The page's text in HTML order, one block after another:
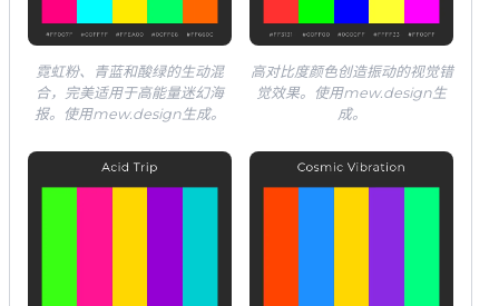
霓虹粉、青蓝和酸绿的生动混
合，完美适用于高能量迷幻海
报。使用mew.design生成。
高对比度颜色创造振动的视觉错
觉效果。使用mew.design生
成。